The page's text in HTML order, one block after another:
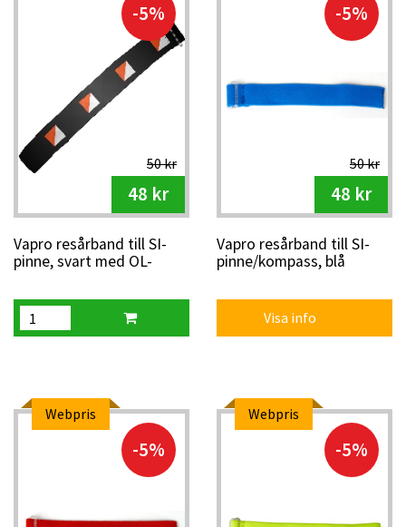
-5%
50 kr
48 kr
Vapro resårband till SI-
pinne, svart med OL-
-5%
50 kr
48 kr
Vapro resårband till SI-
pinne/kompass, blå
Visa info
Webpris
-5%
Webpris
-5%